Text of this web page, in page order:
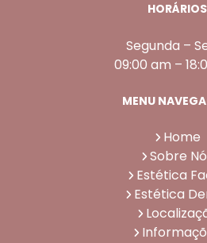
HORÁRIOS
Segunda –
09:00 am –
MENU
Home
Sobre
Estética
Estética